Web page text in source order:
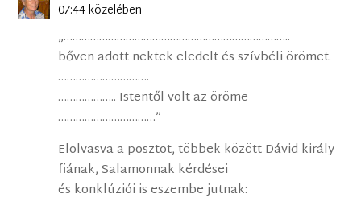
07:44 közelében
„…………………………………………………………………..
bőven adott nektek eledelt és szívbéli örömet.
………………………….
……………….. Istentől volt az öröme
……………………………”
Elolvasva a posztot, többek között Dávid király
fiának, Salamonnak kérdései
és konklúziói is eszembe jutnak: